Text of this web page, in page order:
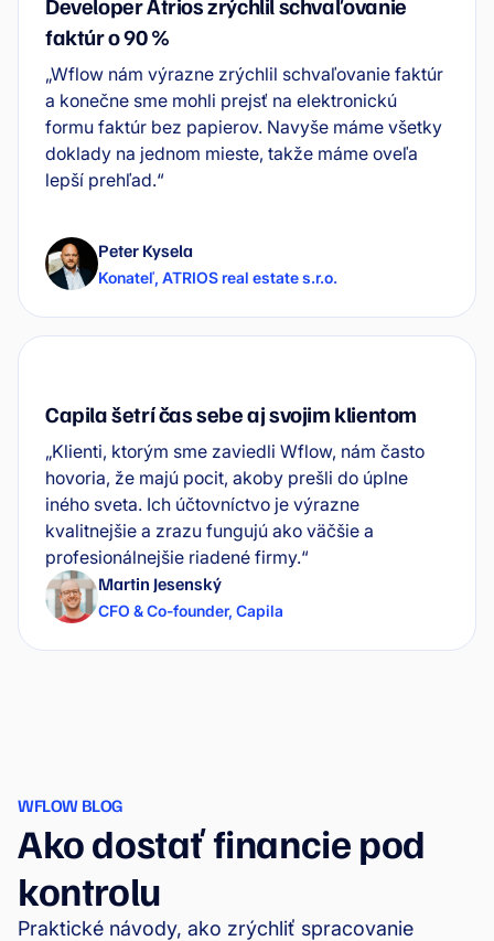
faktúr o 90 %
„Wflow nám výrazne zrýchlil schvaľovanie faktúr
a konečne sme mohli prejsť na elektronickú
formu faktúr bez papierov. Navyše máme všetky
doklady na jednom mieste, takže máme oveľa
lepší prehľad.“
Peter Kysela
Konateľ, ATRIOS real estate s.r.o.
Capila šetrí čas sebe aj svojim klientom
„Klienti, ktorým sme zaviedli Wflow, nám často
hovoria, že majú pocit, akoby prešli do úplne
iného sveta. Ich účtovníctvo je výrazne
kvalitnejšie a zrazu fungujú ako väčšie a
profesionálnejšie riadené firmy.“
Martin Jesenský
CFO & Co-founder, Capila
WFLOW BLOG
Ako dostať financie pod
kontrolu
Praktické návody, ako zrýchliť spracovanie